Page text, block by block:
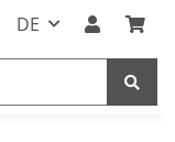
DE